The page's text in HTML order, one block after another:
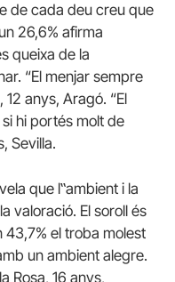
de cada deu creu que
26,6% afirma
queixa de la
“El menjar sempre
anys, Aragó. “El
hi portés molt de
Sevilla.
que l‟ambient i la
valoració. El soroll és
43,7% el troba molest
un ambient alegre.
Rosa, 16 anys,